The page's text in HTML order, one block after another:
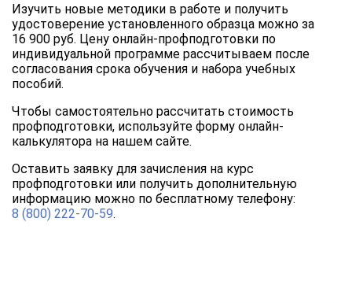
Изучить новые методики в работе и получить
удостоверение установленного образца можно за
16 900 руб. Цену онлайн-профподготовки по
индивидуальной программе рассчитываем после
согласования срока обучения и набора учебных
пособий.
Чтобы самостоятельно рассчитать стоимость
профподготовки, используйте форму онлайн-
калькулятора на нашем сайте.
Оставить заявку для зачисления на курс
профподготовки или получить дополнительную
информацию можно по бесплатному телефону:
8 (800) 222-70-59.